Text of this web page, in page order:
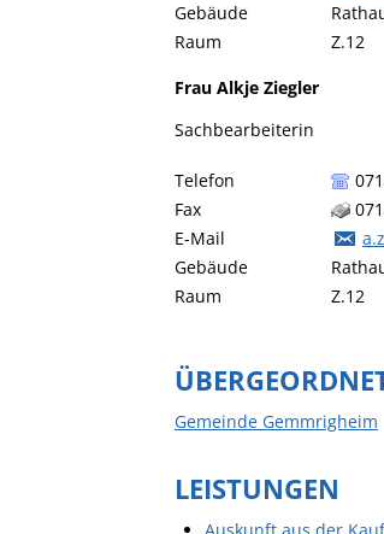
Gebäude
Raum
Z.12
Frau Alkje Ziegler
Sachbearbeiterin
Telefon
Fax
E-Mail
Gebäude
Raum
Z.12
Gemeinde Gemmrigheim
LEISTUNGEN